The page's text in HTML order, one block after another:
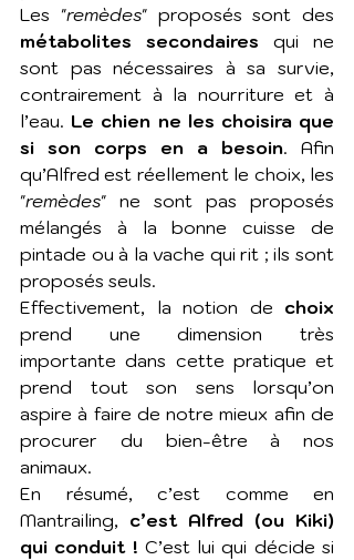
Les "remèdes
métabolites secondaires qui ne
sont pas nécessaires à sa survie,
contrairement à la nourriture et à
l’eau. Le chien ne les choisira que
si son corps en a besoin. Afin
qu’Alfred est réellement le choix, les
"remèdes" ne sont pas proposés
mélangés à la bonne cuisse de
pintade ou à la vache qui rit ; ils sont
proposés seuls.
Effectivement, la notion de choix
prend une dimension très
importante dans cette pratique et
prend tout son sens lorsqu’on
aspire à faire de notre mieux afin de
procurer du bien-être à nos
animaux.
En résumé, c’est comme en
Mantrailing, c’est Alfred (ou Kiki)
qui conduit ! C’est lui qui décide si